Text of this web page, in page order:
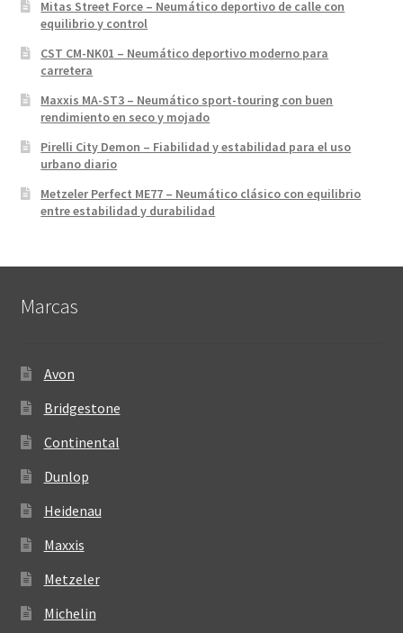
Mitas Street Force – Neumático deportivo de calle con
equilibrio y control
CST CM-NK01 – Neumático deportivo moderno para
carretera
Maxxis MA-ST3 – Neumático sport-touring con buen
rendimiento en seco y mojado
Pirelli City Demon – Fiabilidad y estabilidad para el uso
urbano diario
Metzeler Perfect ME77 – Neumático clásico con equilibrio
entre estabilidad y durabilidad
Marcas
Avon
Bridgestone
Continental
Dunlop
Heidenau
Maxxis
Metzeler
Michelin